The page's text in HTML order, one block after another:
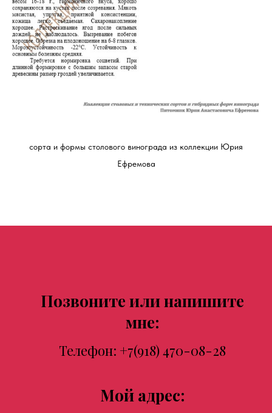
сорта и формы столового винограда из коллекции Юрия
Ефремова
Позвоните или напишите
мне:
Телефон: +7(918) 470-08-28
Мой адрес: